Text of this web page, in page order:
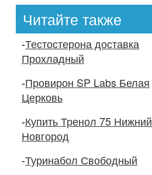
Читайте также
-Тестостерона доставка
Прохладный
-Провирон SP Labs Белая
Церковь
-Купить Тренол 75 Нижний
Новгород
-Туринабол Свободный